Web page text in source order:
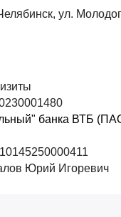
ул.
банка ВТБ
Юрий Игоревич